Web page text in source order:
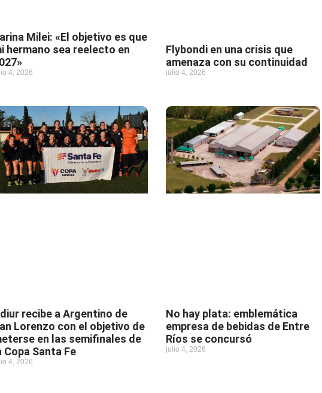
Milei: «El objetivo es que
hermano sea reelecto en
4, 2026
Flybondi en una crisis que
amenaza con su continuidad
julio 4, 2026
recibe a Argentino de
Lorenzo con el objetivo de
en las semifinales de
Copa Santa Fe
4, 2026
No hay plata: emblemática
empresa de bebidas de Entre
Ríos se concursó
julio 4, 2026